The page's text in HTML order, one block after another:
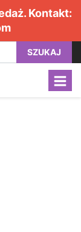
Kontakt:
SZUKAJ